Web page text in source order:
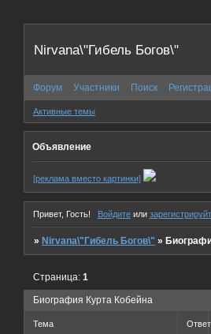
Nirvana\"Гибель Богов\"
Форум Участники Поиск
Активные темы
Объявление
[реклама вместо картинки]
Привет, Гость! Войдитеили
» Nirvana\"Гибель Богов\" »
Биография Курта Кобейна
Страница:1
Тема